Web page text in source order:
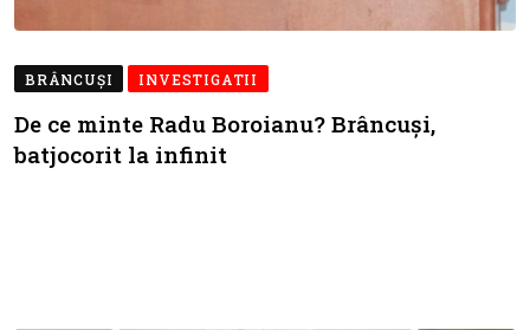
BRÂNCUŞI INVESTIGATII
De ce minte Radu Boroianu? Brâncuși,
batjocorit la infinit